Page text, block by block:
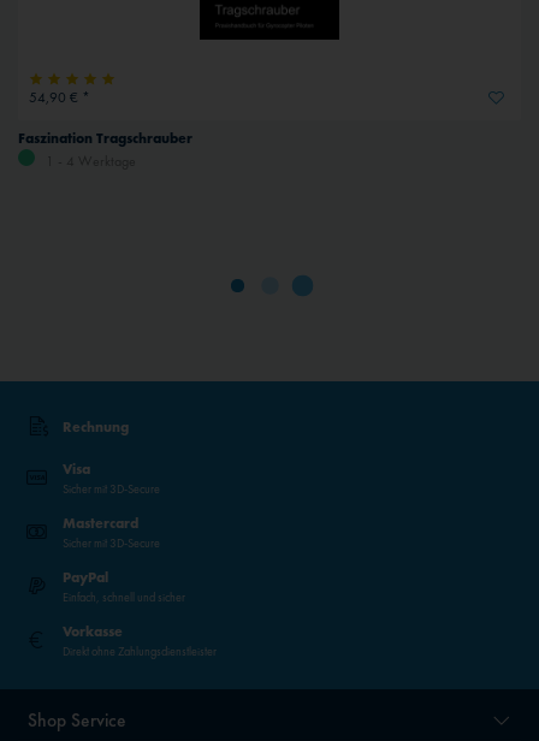
54,90 € *
Faszination Tragschrauber
Rechnung
Visa
Sicher mit 3D-Secure
Mastercard
Sicher mit 3D-Secure
PayPal
Einfach, schnell und sicher
Vorkasse
Direkt ohne Zahlungsdienstleister
Shop Service